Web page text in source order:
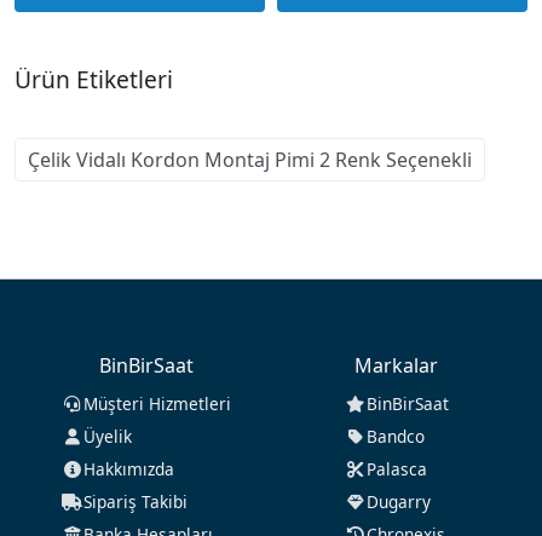
Ürün Etiketleri
Çelik Vidalı Kordon Montaj Pimi 2 Renk Seçenekli
BinBirSaat
Müşteri Hizmetleri
Üyelik
Hakkımızda
Sipariş Takibi
Markalar
BinBirSaat
Bandco
Palasca
Dugarry